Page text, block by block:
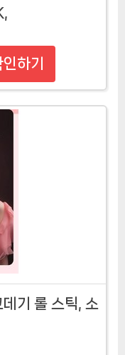
하기
기 롤 스틱, 소